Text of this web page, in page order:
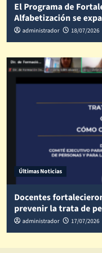
El Programa de
Alfabetización se
administrador 18/07/2026
Últimas Noticias
Docentes
prevenir la trata de
administrador 17/07/2026